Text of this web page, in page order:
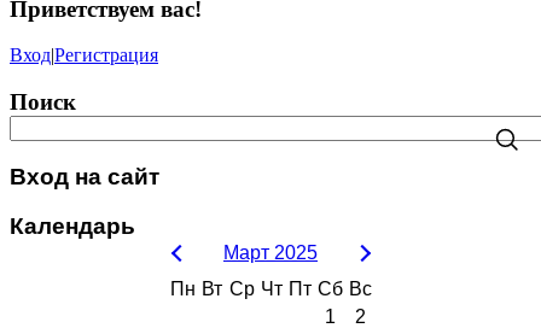
Приветствуем вас!
Вход|Регистрация
Поиск
Вход на сайт
Календарь
Март 2025
Пн Вт Ср Чт Пт Сб Вс
1
2